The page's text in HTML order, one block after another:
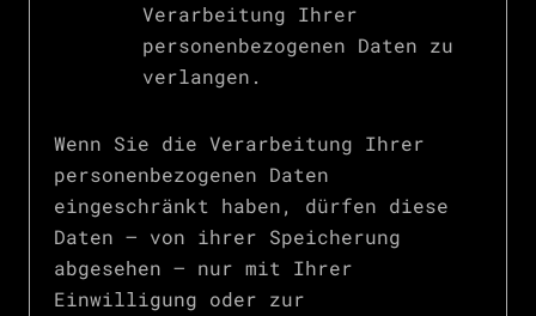
Verarbeitung Ihrer
personenbezogenen Daten zu
verlangen.
Wenn Sie die Verarbeitung Ihrer
personenbezogenen Daten
eingeschränkt haben, dürfen diese
Daten – von ihrer Speicherung
abgesehen – nur mit Ihrer
Einwilligung oder zur